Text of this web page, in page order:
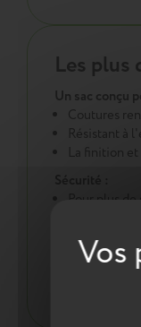
Les plus
Un sac conçu
Coutures
Résistant à
La finition et
Pour plus
Une
Tout pour
normes